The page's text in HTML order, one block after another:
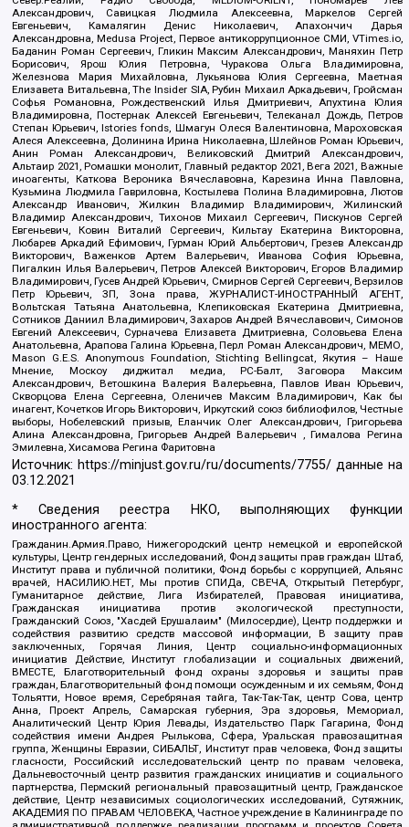
Александрович, Савицкая Людмила Алексеевна, Маркелов Сергей
Евгеньевич, Камалягин Денис Николаевич, Апахончич Дарья
Александровна, Medusa Project, Первое антикоррупционное СМИ, VTimes.io,
Баданин Роман Сергеевич, Гликин Максим Александрович, Маняхин Петр
Борисович, Ярош Юлия Петровна, Чуракова Ольга Владимировна,
Железнова Мария Михайловна, Лукьянова Юлия Сергеевна, Маетная
Елизавета Витальевна, The Insider SIA, Рубин Михаил Аркадьевич, Гройсман
Софья Романовна, Рождественский Илья Дмитриевич, Апухтина Юлия
Владимировна, Постернак Алексей Евгеньевич, Телеканал Дождь, Петров
Степан Юрьевич, Istories fonds, Шмагун Олеся Валентиновна, Мароховская
Алеся Алексеевна, Долинина Ирина Николаевна, Шлейнов Роман Юрьевич,
Анин Роман Александрович, Великовский Дмитрий Александрович,
Альтаир 2021, Ромашки монолит, Главный редактор 2021, Вега 2021, Важные
иноагенты, Каткова Вероника Вячеславовна, Карезина Инна Павловна,
Кузьмина Людмила Гавриловна, Костылева Полина Владимировна, Лютов
Александр Иванович, Жилкин Владимир Владимирович, Жилинский
Владимир Александрович, Тихонов Михаил Сергеевич, Пискунов Сергей
Евгеньевич, Ковин Виталий Сергеевич, Кильтау Екатерина Викторовна,
Любарев Аркадий Ефимович, Гурман Юрий Альбертович, Грезев Александр
Викторович, Важенков Артем Валерьевич, Иванова София Юрьевна,
Пигалкин Илья Валерьевич, Петров Алексей Викторович, Егоров Владимир
Владимирович, Гусев Андрей Юрьевич, Смирнов Сергей Сергеевич, Верзилов
Петр Юрьевич, ЗП, Зона права, ЖУРНАЛИСТ-ИНОСТРАННЫЙ АГЕНТ,
Вольтская Татьяна Анатольевна, Клепиковская Екатерина Дмитриевна,
Сотников Даниил Владимирович, Захаров Андрей Вячеславович, Симонов
Евгений Алексеевич, Сурначева Елизавета Дмитриевна, Соловьева Елена
Анатольевна, Арапова Галина Юрьевна, Перл Роман Александрович, МЕМО,
Mason G.E.S. Anonymous Foundation, Stichting Bellingcat, Якутия – Наше
Мнение, Москоу диджитал медиа, РС-Балт, Заговора Максим
Александрович, Ветошкина Валерия Валерьевна, Павлов Иван Юрьевич,
Скворцова Елена Сергеевна, Оленичев Максим Владимирович, Как бы
инагент, Кочетков Игорь Викторович, Иркутский союз библиофилов, Честные
выборы, Нобелевский призыв, Еланчик Олег Александрович, Григорьева
Алина Александровна, Григорьев Андрей Валерьевич , Гималова Регина
Эмилевна, Хисамова Регина Фаритовна
Источник: https://minjust.gov.ru/ru/documents/7755/ данные на
03.12.2021
* Сведения реестра НКО, выполняющих функции
иностранного агента:
Гражданин.Армия.Право, Нижегородский центр немецкой и европейской
культуры, Центр гендерных исследований, Фонд защиты прав граждан Штаб,
Институт права и публичной политики, Фонд борьбы с коррупцией, Альянс
врачей, НАСИЛИЮ.НЕТ, Мы против СПИДа, СВЕЧА, Открытый Петербург,
Гуманитарное действие, Лига Избирателей, Правовая инициатива,
Гражданская инициатива против экологической преступности,
Гражданский Союз, "Хасдей Ерушалаим" (Милосердие), Центр поддержки и
содействия развитию средств массовой информации, В защиту прав
заключенных, Горячая Линия, Центр социально-информационных
инициатив Действие, Институт глобализации и социальных движений,
ВМЕСТЕ, Благотворительный фонд охраны здоровья и защиты прав
граждан, Благотворительный фонд помощи осужденным и их семьям, Фонд
Тольятти, Новое время, Серебряная тайга, Так-Так-Так, центр Сова, центр
Анна, Проект Апрель, Самарская губерния, Эра здоровья, Мемориал,
Аналитический Центр Юрия Левады, Издательство Парк Гагарина, Фонд
содействия имени Андрея Рылькова, Сфера, Уральская правозащитная
группа, Женщины Евразии, СИБАЛЬТ, Институт прав человека, Фонд защиты
гласности, Российский исследовательский центр по правам человека,
Дальневосточный центр развития гражданских инициатив и социального
партнерства, Пермский региональный правозащитный центр, Гражданское
действие, Центр независимых социологических исследований, Сутяжник,
АКАДЕМИЯ ПО ПРАВАМ ЧЕЛОВЕКА, Частное учреждение в Калининграде по